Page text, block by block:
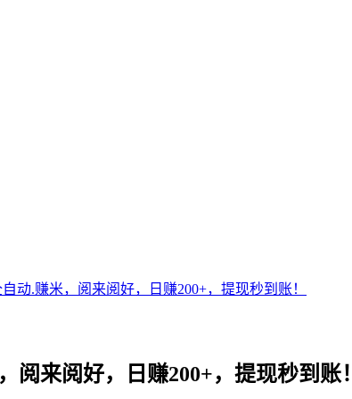
动.赚米，阅来阅好，日赚200+，提现秒到账！
阅来阅好，日赚200+，提现秒到账！